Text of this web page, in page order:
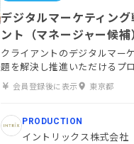
デジタルマーケティン
ント（マネージャー候補）
クライアントのデジタルマー
題を解決し推進いただけるプ
会員登録後に表示 東京都
PRODUCTION
イントリックス株式会社